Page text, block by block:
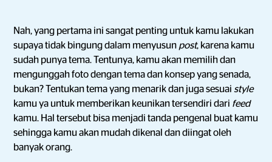
Nah, yang pertama ini sangat penting untuk kamu lakukan
supaya tidak bingung dalam menyusun post, karena kamu
sudah punya tema. Tentunya, kamu akan memilih dan
mengunggah foto dengan tema dan konsep yang senada,
bukan? Tentukan tema yang menarik dan juga sesuai style
kamu ya untuk memberikan keunikan tersendiri dari feed
kamu. Hal tersebut bisa menjadi tanda pengenal buat kamu
sehingga kamu akan mudah dikenal dan diingat oleh
banyak orang.